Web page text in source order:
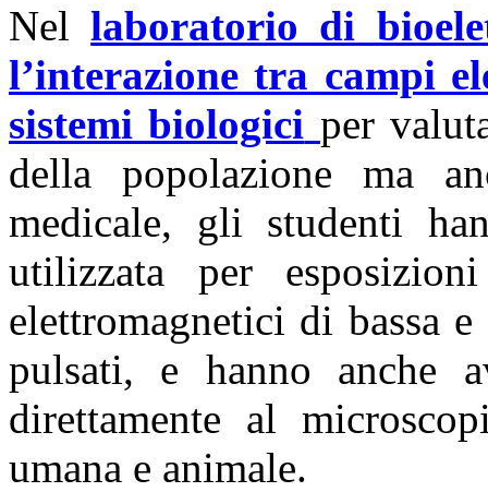
Nellaboratorio di
l’interazione tra campi
sistemi biologici per
della popolazione ma
medicale, gli studenti
utilizzata per
elettromagnetici di bassa
pulsati, e hanno anche
direttamente al
umana e animale.